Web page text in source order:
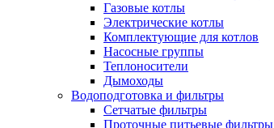
Газовые котлы
Электрические котлы
Комплектующие для котлов
Насосные группы
Теплоносители
Дымоходы
Водоподготовка и фильтры
Сетчатые фильтры
Проточные питьевые фильтры